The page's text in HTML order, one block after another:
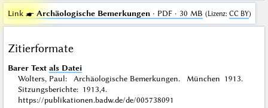
Link ☛ Archäologische Bemerkungen· PDF · 30 MB (Lizenz: CC BY)
Zitierformate
Barer Text als Datei
Wolters, Paul: Archäologische Bemerkungen. München 1913.
Sitzungsberichte: 1913,4.
https://publikationen.badw.de/de/005738091